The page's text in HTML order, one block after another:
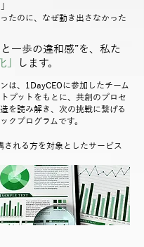
ったのに、なぜ動き出さなかった
一歩の違和感”を、私た
」 します。
は、1DayCEOに参加したチーム
プットをもとに、共創のプロセ
を読み解き、次の挑戦に繋げる
クプログラムです。
れる方を対象としたサービス